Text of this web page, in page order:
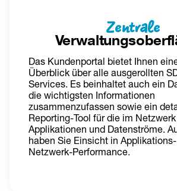
Zentrale
Das Kundenportal bietet Ihnen
Überblick über alle ausgerollten
Services. Es beinhaltet auch ein
die wichtigsten Informationen
zusammenzufassen sowie ein
Reporting-Tool für die im
Applikationen und Datenströme.
haben Sie Einsicht in
Netzwerk-Performance.